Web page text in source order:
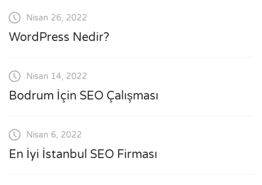
Nisan 26, 2022
WordPress Nedir?
Nisan 14, 2022
Bodrum İçin SEO Çalışması
Nisan 6, 2022
En İyi İstanbul SEO Firması